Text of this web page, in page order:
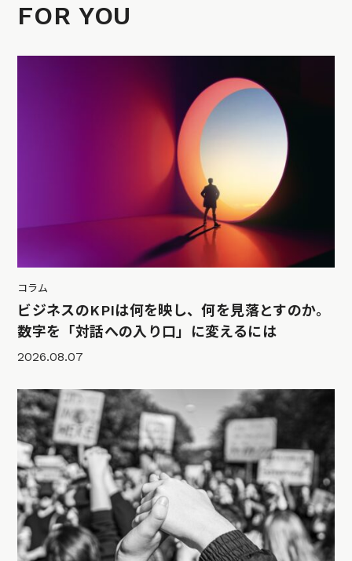
FOR YOU
コラム
ビジネスのKPIは何を映し、何を見落とすのか。
数字を「対話への入り口」に変えるには
2026.08.07